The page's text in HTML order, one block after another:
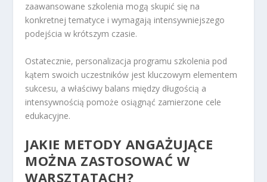
zaawansowane szkolenia mogą skupić się na
konkretnej tematyce i wymagają intensywniejszego
podejścia w krótszym czasie.
Ostatecznie, personalizacja programu szkolenia pod
kątem swoich uczestników jest kluczowym elementem
sukcesu, a właściwy balans między długością a
intensywnością pomoże osiągnąć zamierzone cele
edukacyjne.
JAKIE METODY ANGAŻUJĄCE
MOŻNA ZASTOSOWAĆ W
WARSZTATACH?